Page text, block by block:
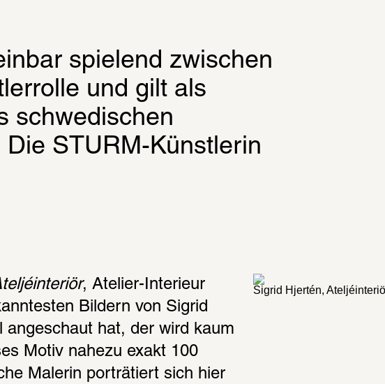
spielend zwischen
und gilt als
schwedischen
Die STURM-Künstlerin
, Atelier-Interieur
Bildern von Sigrid
angeschaut hat, der wird kaum
Motiv nahezu exakt 100
Malerin porträtiert sich hier
Sigrid Hjertén,